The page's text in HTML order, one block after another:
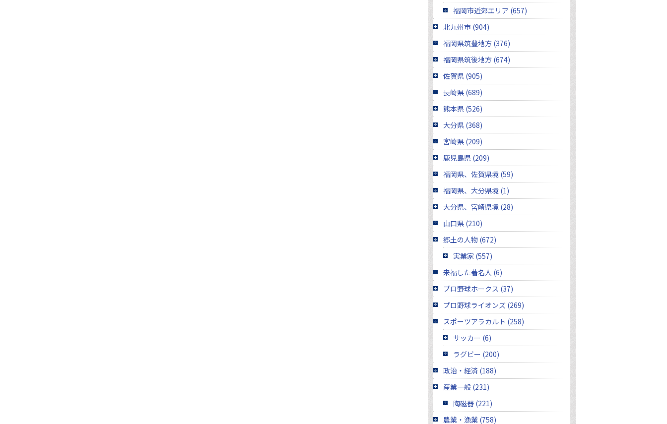
福岡市近郊エリア (657)
北九州市 (904)
福岡県筑豊地方 (376)
福岡県筑後地方 (674)
佐賀県 (905)
長崎県 (689)
熊本県 (526)
大分県 (368)
宮崎県 (209)
鹿児島県 (209)
福岡県、佐賀県境 (59)
福岡県、大分県境 (1)
大分県、宮崎県境 (28)
山口県 (210)
郷土の人物 (672)
実業家 (557)
来福した著名人 (6)
プロ野球ホークス (37)
プロ野球ライオンズ (269)
スポーツアラカルト (258)
サッカー (6)
ラグビー (200)
政治・経済 (188)
産業一般 (231)
陶磁器 (221)
農業・漁業 (758)